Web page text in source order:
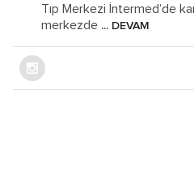
Tıp Merkezi İntermed’de
merkezde ... DEVAM